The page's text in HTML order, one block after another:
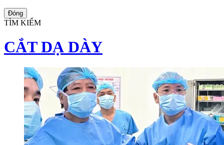
Đóng
TÌM KIẾM
CẮT DẠ DÀY